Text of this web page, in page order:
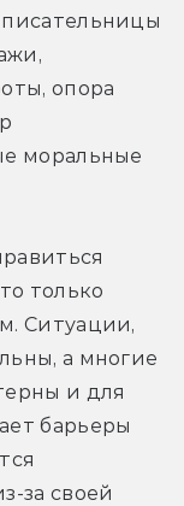
писательницы
опора
моральные
только
Ситуации,
а многие
и для
барьеры
за своей